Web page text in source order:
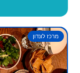
מרכז לונדון